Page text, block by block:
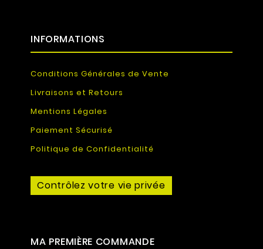
INFORMATIONS
Conditions Générales de Vente
Livraisons et Retours
Mentions Légales
Paiement Sécurisé
Politique de Confidentialité
Contrôlez votre vie privée
MA PREMIÈRE COMMANDE